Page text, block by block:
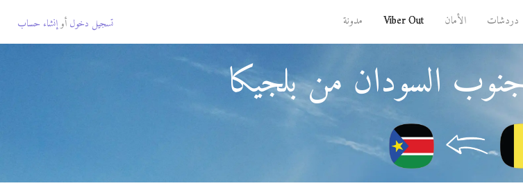
دردشات الأمان Viber Out مدونة تسجيل دخول أوإنشاء حساب
السودان من بلجيكا